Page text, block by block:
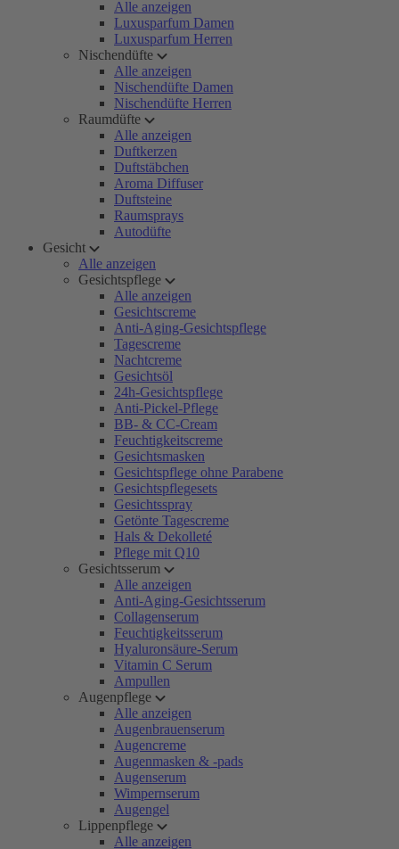
Alle anzeigen
Luxusparfum Damen
Luxusparfum Herren
Nischendüfte
Alle anzeigen
Nischendüfte Damen
Nischendüfte Herren
Raumdüfte
Alle anzeigen
Duftkerzen
Duftstäbchen
Aroma Diffuser
Duftsteine
Raumsprays
Autodüfte
Gesicht
Alle anzeigen
Gesichtspflege
Alle anzeigen
Gesichtscreme
Anti-Aging-Gesichtspflege
Tagescreme
Nachtcreme
Gesichtsöl
24h-Gesichtspflege
Anti-Pickel-Pflege
BB- & CC-Cream
Feuchtigkeitscreme
Gesichtsmasken
Gesichtspflege ohne Parabene
Gesichtspflegesets
Gesichtsspray
Getönte Tagescreme
Hals & Dekolleté
Pflege mit Q10
Gesichtsserum
Alle anzeigen
Anti-Aging-Gesichtsserum
Collagenserum
Feuchtigkeitsserum
Hyaluronsäure-Serum
Vitamin C Serum
Ampullen
Augenpflege
Alle anzeigen
Augenbrauenserum
Augencreme
Augenmasken & -pads
Augenserum
Wimpernserum
Augengel
Lippenpflege
Alle anzeigen